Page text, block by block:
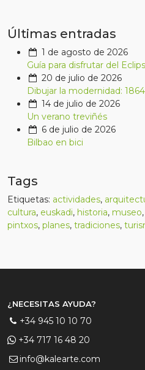
Últimas entradas
1 de agosto de 2026
Guía para disfrutar del
20 de julio de 2026
Dibujar la modernidad:
14 de julio de 2026
Un verano treviñés
6 de julio de 2026
Bilbao en bici
Tags
Etiquetas: actividades,
cultura, euskadi, historia, museo,
pintxos, planes, tradiciones,
¿NECESITAS AYUDA?
+34 945 10 10 70
+34 717 16 48 20
info@kalearte.com